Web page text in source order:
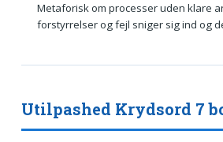
Metaforisk om processer uden klare
forstyrrelser og fejl sniger sig ind og
Utilpashed Krydsord 7